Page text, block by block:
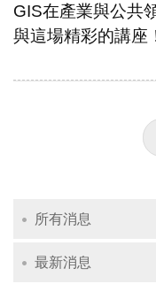
GIS在產業與公共
與這場精彩的講座
所有消息
最新消息